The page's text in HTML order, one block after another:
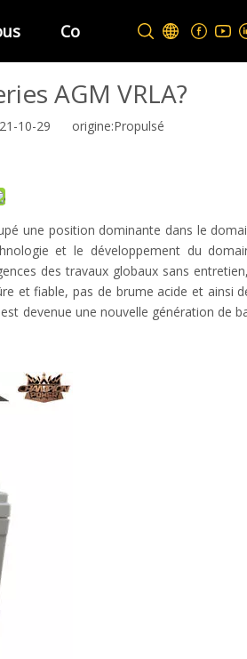
Contactez-nous
AGM VRLA?
10-29 origine:Propulsé
une position dominante dans le
et le développement du
des travaux globaux sans
et fiable, pas de brume acide et ainsi
devenue une nouvelle génération de